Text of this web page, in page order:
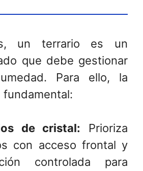
un terrario es un
que debe gestionar
Para ello, la
de cristal: Prioriza
con acceso frontal y
controlada para